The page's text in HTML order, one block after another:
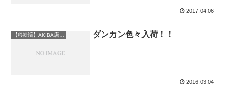
2017.04.06
ダンカン色々入荷！！
2016.03.04